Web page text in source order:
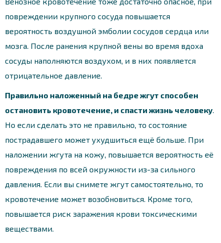
повреждении крупного сосуда повышается
вероятность воздушной эмболии сосудов сердца или
мозга. После ранения крупной вены во время вдоха
сосуды наполняются воздухом, и в них появляется
отрицательное давление.
Правильно наложенный на бедре жгут способен
остановить кровотечение, и спасти жизнь человеку.
Но если сделать это не правильно, то состояние
пострадавшего может ухудшиться ещё больше. При
наложении жгута на кожу, повышается вероятность её
повреждения по всей окружности из-за сильного
давления. Если вы снимете жгут самостоятельно, то
кровотечение может возобновиться. Кроме того,
повышается риск заражения крови токсическими
веществами.